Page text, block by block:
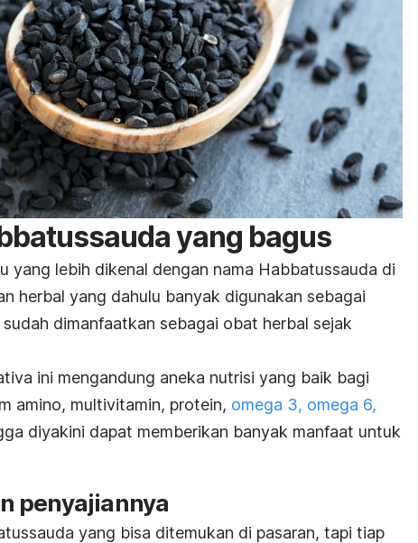
yang bagus
yang lebih dikenal dengan nama Habbatussauda di
herbal yang dahulu banyak digunakan sebagai
dimanfaatkan sebagai obat herbal sejak
ini mengandung aneka nutrisi yang baik bagi
amino, multivitamin, protein, omega 3, omega 6,
diyakini dapat memberikan banyak manfaat untuk
penyajiannya
yang bisa ditemukan di pasaran, tapi tiap